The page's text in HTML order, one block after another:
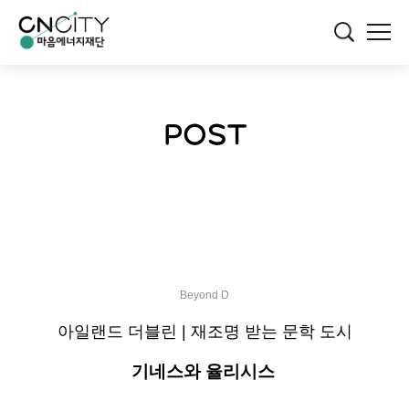
POST
Beyond D
아일랜드 더블린 | 재조명 받는 문학 도시
기네스와 율리시스